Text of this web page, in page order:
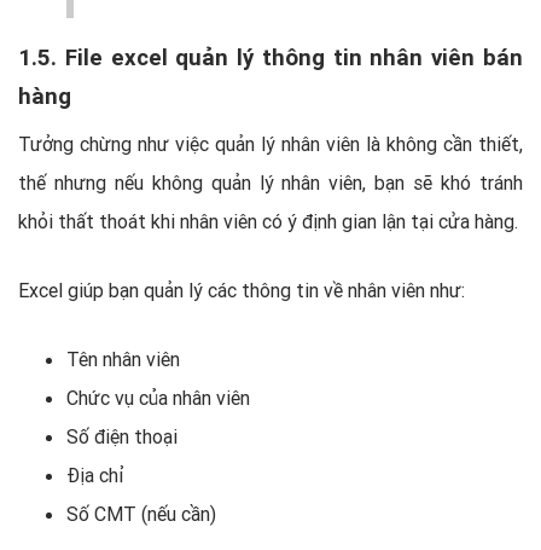
1.5. File excel quản lý thông tin nhân viên bán
hàng
Tưởng chừng như việc quản lý nhân viên là không cần thiết,
thế nhưng nếu không quản lý nhân viên, bạn sẽ khó tránh
khỏi thất thoát khi nhân viên có ý định gian lận tại cửa hàng.
Excel giúp bạn quản lý các thông tin về nhân viên như:
Tên nhân viên
Chức vụ của nhân viên
Số điện thoại
Địa chỉ
Số CMT (nếu cần)